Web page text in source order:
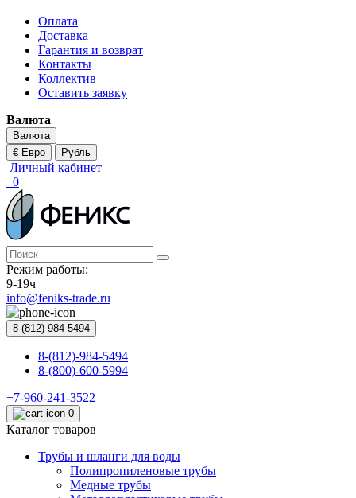
Оплата
Доставка
Гарантия и возврат
Контакты
Коллектив
Оставить заявку
Валюта
Валюта
€ Евро
Рубль
Личный кабинет
0
Режим работы:
9-19ч
info@feniks-trade.ru
8-(812)-984-5494
8-(812)-984-5494
8-(800)-600-5994
+7-960-241-3522
0
Каталог товаров
Трубы и шланги для воды
Полипропиленовые трубы
Медные трубы